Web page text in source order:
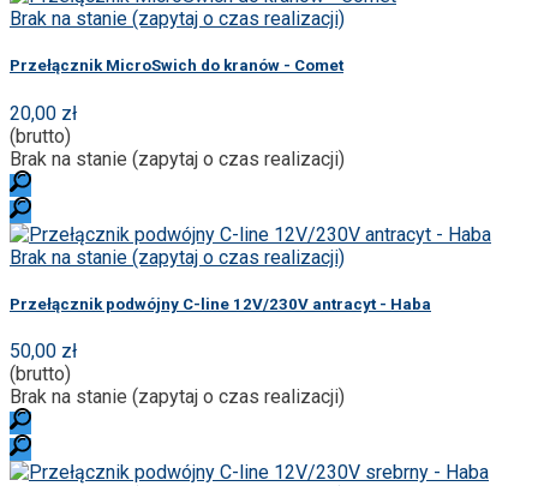
Brak na stanie (zapytaj o czas realizacji)
Przełącznik MicroSwich do kranów - Comet
20,00 zł
(brutto)
Brak na stanie (zapytaj o czas realizacji)
Brak na stanie (zapytaj o czas realizacji)
Przełącznik podwójny C-line 12V/230V antracyt - Haba
50,00 zł
(brutto)
Brak na stanie (zapytaj o czas realizacji)